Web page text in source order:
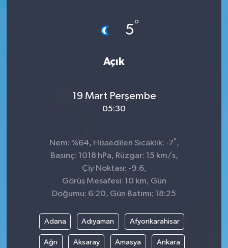
5°
Açık
19 Mart Perşembe
05:30
Nem: %64, Hissedilen Sıcaklık: -7°,
Basınç: 1018 hPa, Rüzgar: 15 km/s,
Çiy Noktası: -9.6,
Görüş Mesafesi: 10 km, Gün
Doğumu: 6:20, Gün Batımı: 18:25
Adana Adıyaman Afyonkarahisar
Ağrı Aksaray Amasya Ankara